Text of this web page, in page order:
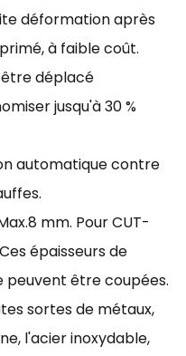
déformation après
à faible coût.
déplacé
jusqu'à 30 %
automatique contre
mm. Pour CUT-
épaisseurs de
peuvent être coupées.
sortes de métaux,
l'acier inoxydable,